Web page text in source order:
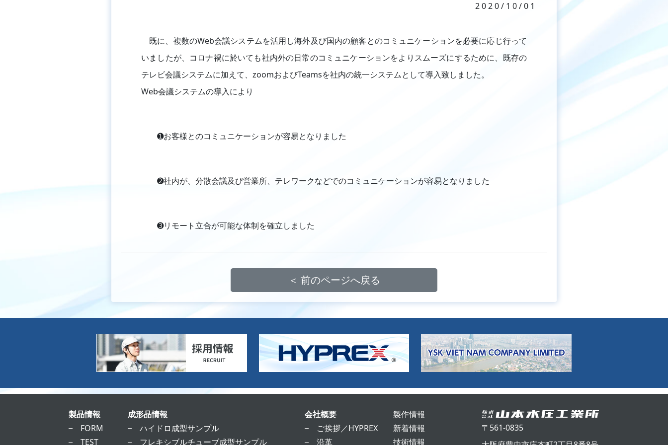
2020/10/01
既に、複数のWeb会議システムを活用し海外及び国内の顧客とのコミュニケーションを必要に応じ行って
いましたが、コロナ禍に於いても社内外の日常のコミュニケーションをよりスムーズにするために、既存の
テレビ会議システムに加えて、zoomおよびTeamsを社内の統一システムとして導入致しました。
Web会議システムの導入により
➊お客様とのコミュニケーションが容易となりました
➋社内が、分散会議及び営業所、テレワークなどでのコミュニケーションが容易となりました
➌リモート立合が可能な体制を確立しました
＜ 前のページへ戻る
製品情報
FORM
TEST
成形品情報
ハイドロ成型サンプル
フレキシブルチューブ成型サンプル
会社概要
ご挨拶／HYPREX
沿革
製作情報
新着情報
技術情報
〒561-0835